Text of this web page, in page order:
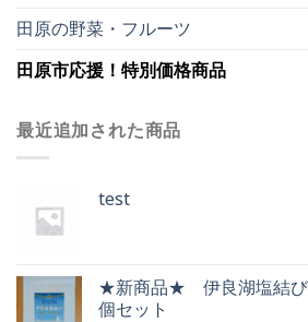
田原の野菜・フルーツ
田原市応援！特別価格商品
最近追加された商品
test
★新商品★ 伊良湖塩結
個セット